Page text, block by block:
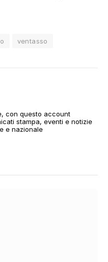
ventasso
con questo account
stampa, eventi e notizie
e nazionale